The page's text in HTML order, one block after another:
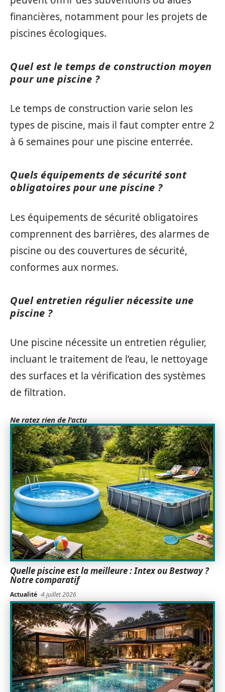
financières, notamment pour les projets de
piscines écologiques.
Quel est le temps de construction moyen
pour une piscine ?
Le temps de construction varie selon les
types de piscine, mais il faut compter entre 2
à 6 semaines pour une piscine enterrée.
Quels équipements de sécurité sont
obligatoires pour une piscine ?
Les équipements de sécurité obligatoires
comprennent des barrières, des alarmes de
piscine ou des couvertures de sécurité,
conformes aux normes.
Quel entretien régulier nécessite une
piscine ?
Une piscine nécessite un entretien régulier,
incluant le traitement de l’eau, le nettoyage
des surfaces et la vérification des systèmes
de filtration.
Ne ratez rien de l'actu
Quelle piscine est la meilleure : Intex ou Bestway ?
Notre comparatif
Actualité 4 juillet 2026